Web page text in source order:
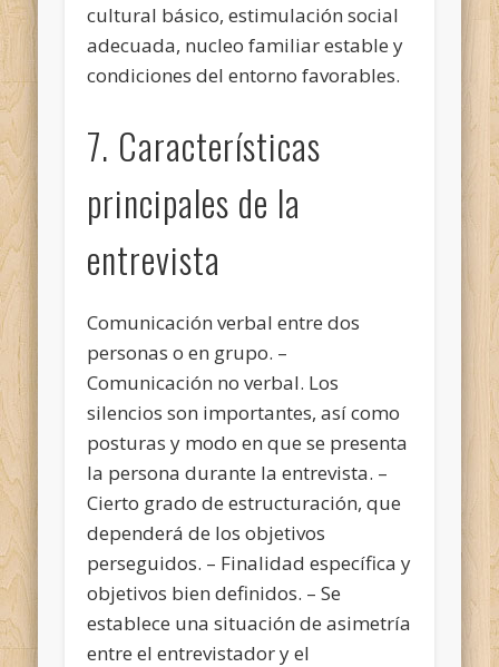
cultural básico, estimulación social
adecuada, nucleo familiar estable y
condiciones del entorno favorables.
7. Características
principales de la
entrevista
Comunicación verbal entre dos
personas o en grupo. –
Comunicación no verbal. Los
silencios son importantes, así como
posturas y modo en que se presenta
la persona durante la entrevista. –
Cierto grado de estructuración, que
dependerá de los objetivos
perseguidos. – Finalidad específica y
objetivos bien definidos. – Se
establece una situación de asimetría
entre el entrevistador y el